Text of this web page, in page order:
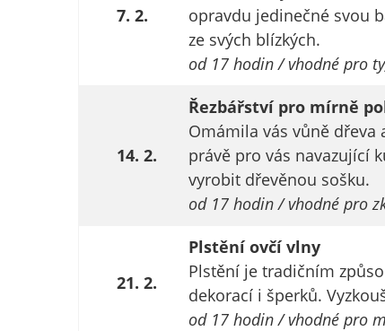
7. 2.
opravdu jedinečné svou
ze svých blízkých.
od 17 hodin / vhodné pro
14. 2.
Řezbářství pro mírně
Omámila vás vůně
právě pro vás navazující
vyrobit dřevěnou sošku.
od 17 hodin / vhodné pro
21. 2.
Plstění ovčí vlny
Plstění je tradičním
dekorací i šperků.
od 17 hodin / vhodné pro